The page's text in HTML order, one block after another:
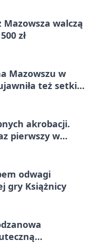
walczą
zł
Mazowszu w
też setki
akrobacji.
pierwszy w
odwagi
gry Książnicy